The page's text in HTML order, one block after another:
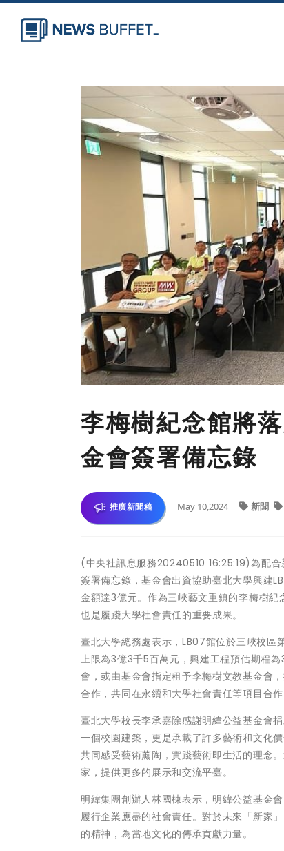
李梅樹紀念館將
金會簽署備忘錄
推廣新聞稿 May 10,2024 新聞
(中央社訊息服務20240510 16:25:19)為配
簽署備忘錄，基金會出資協助臺北大學興建
金額達3億元。作為三峽藝文重鎮的李梅樹紀
也是履踐大學社會責任的重要成果。
臺北大學總務處表示，LB07館位於三峽校
上限為3億3千5百萬元，興建工程預估期程
會，或由基金會指定租予李梅樹文教基金會
合作，共同在永續和大學社會責任等項目合作
臺北大學校長李承嘉除感謝明緯公益基金會
一個校園建築，更是承載了許多藝術和文化
共同感受藝術薰陶，實踐藝術即生活的理念
家，提供更多的展示和交流平臺。
明緯集團創辦人林國棟表示，明緯公益基金
履行企業應盡的社會責任。對於未來「新家
的精神，為當地文化的傳承貢獻力量。